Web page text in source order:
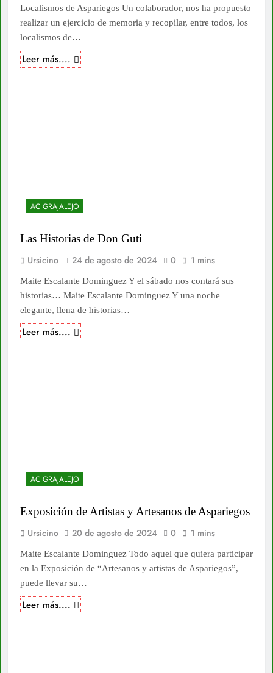
Localismos de Aspariegos Un colaborador, nos ha propuesto
realizar un ejercicio de memoria y recopilar, entre todos, los
localismos de…
Leer más....
AC GRAJALEJO
Las Historias de Don Guti
Ursicino 24 de agosto de 2024 0 1 mins
Maite Escalante Dominguez Y el sábado nos contará sus
historias… Maite Escalante Dominguez Y una noche
elegante, llena de historias…
Leer más....
AC GRAJALEJO
Exposición de Artistas y Artesanos de Aspariegos
Ursicino 20 de agosto de 2024 0 1 mins
Maite Escalante Dominguez Todo aquel que quiera participar
en la Exposición de “Artesanos y artistas de Aspariegos”,
puede llevar su…
Leer más....